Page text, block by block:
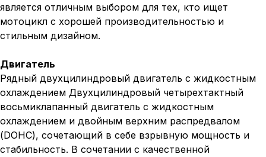
является отличным выбором для тех, кто ищет
мотоцикл с хорошей производительностью и
стильным дизайном.
Двигатель
Рядный двухцилиндровый двигатель с жидкостным
охлаждением Двухцилиндровый четырехтактный
восьмиклапанный двигатель с жидкостным
охлаждением и двойным верхним распредвалом
(DOHC), сочетающий в себе взрывную мощность и
стабильность. В сочетании с качественной